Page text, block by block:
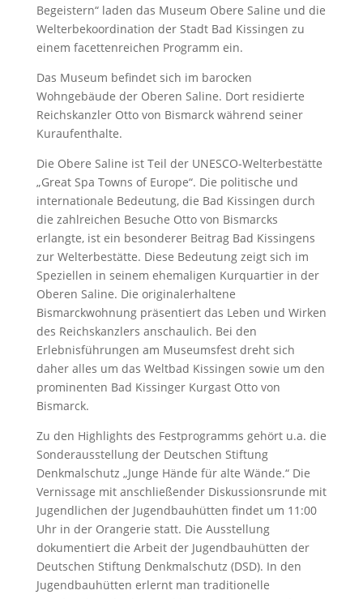
Begeistern“ laden das Museum Obere Saline und die
Welterbekoordination der Stadt Bad Kissingen zu
einem facettenreichen Programm ein.
Das Museum befindet sich im barocken
Wohngebäude der Oberen Saline. Dort residierte
Reichskanzler Otto von Bismarck während seiner
Kuraufenthalte.
Die Obere Saline ist Teil der UNESCO-Welterbestätte
„Great Spa Towns of Europe“. Die politische und
internationale Bedeutung, die Bad Kissingen durch
die zahlreichen Besuche Otto von Bismarcks
erlangte, ist ein besonderer Beitrag Bad Kissingens
zur Welterbestätte. Diese Bedeutung zeigt sich im
Speziellen in seinem ehemaligen Kurquartier in der
Oberen Saline. Die originalerhaltene
Bismarckwohnung präsentiert das Leben und Wirken
des Reichskanzlers anschaulich. Bei den
Erlebnisführungen am Museumsfest dreht sich
daher alles um das Weltbad Kissingen sowie um den
prominenten Bad Kissinger Kurgast Otto von
Bismarck.
Zu den Highlights des Festprogramms gehört u.a. die
Sonderausstellung der Deutschen Stiftung
Denkmalschutz „Junge Hände für alte Wände.“ Die
Vernissage mit anschließender Diskussionsrunde mit
Jugendlichen der Jugendbauhütten findet um 11:00
Uhr in der Orangerie statt. Die Ausstellung
dokumentiert die Arbeit der Jugendbauhütten der
Deutschen Stiftung Denkmalschutz (DSD). In den
Jugendbauhütten erlernt man traditionelle